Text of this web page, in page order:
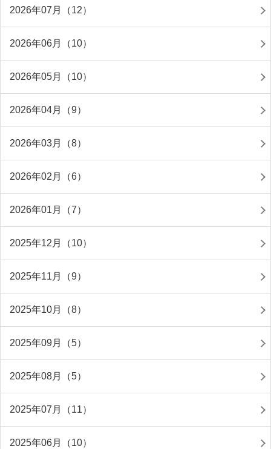
2026年07月（12）
2026年06月（10）
2026年05月（10）
2026年04月（9）
2026年03月（8）
2026年02月（6）
2026年01月（7）
2025年12月（10）
2025年11月（9）
2025年10月（8）
2025年09月（5）
2025年08月（5）
2025年07月（11）
2025年06月（10）